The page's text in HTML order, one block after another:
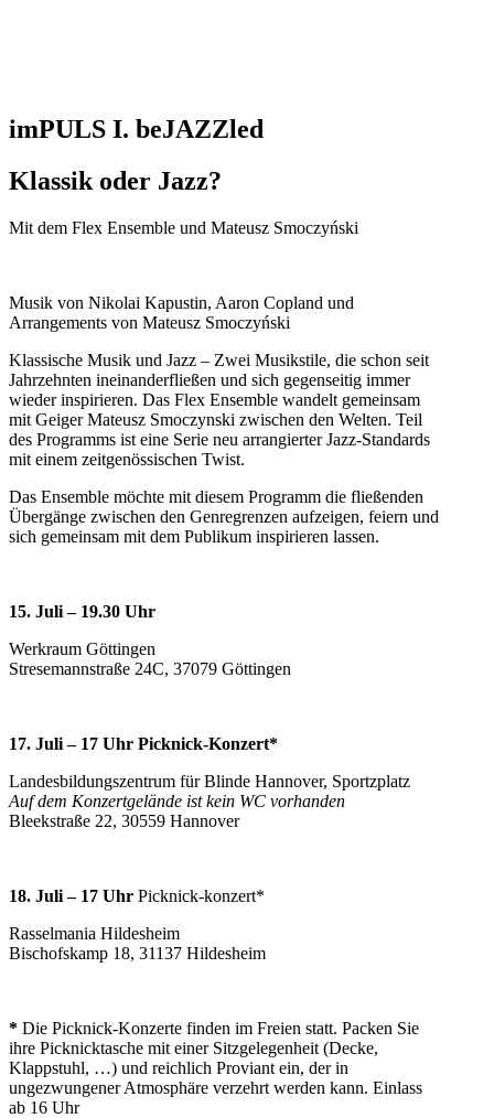
imPULS I. beJAZZled
Klassik oder Jazz?
Mit dem Flex Ensemble und Mateusz Smoczyński
Musik von Nikolai Kapustin, Aaron Copland und
Arrangements von Mateusz Smoczyński
Klassische Musik und Jazz – Zwei Musikstile, die schon seit
Jahrzehnten ineinanderfließen und sich gegenseitig immer
wieder inspirieren. Das Flex Ensemble wandelt gemeinsam
mit Geiger Mateusz Smoczynski zwischen den Welten. Teil
des Programms ist eine Serie neu arrangierter Jazz-Standards
mit einem zeitgenössischen Twist.
Das Ensemble möchte mit diesem Programm die fließenden
Übergänge zwischen den Genregrenzen aufzeigen, feiern und
sich gemeinsam mit dem Publikum inspirieren lassen.
15. Juli – 19.30 Uhr
Werkraum Göttingen
Stresemannstraße 24C, 37079 Göttingen
17. Juli – 17 Uhr Picknick-Konzert*
Landesbildungszentrum für Blinde Hannover, Sportzplatz
Auf dem Konzertgelände ist kein WC vorhanden
Bleekstraße 22, 30559 Hannover
18. Juli – 17 Uhr Picknick-konzert*
Rasselmania Hildesheim
Bischofskamp 18, 31137 Hildesheim
* Die Picknick-Konzerte finden im Freien statt. Packen Sie
ihre Picknicktasche mit einer Sitzgelegenheit (Decke,
Klappstuhl, …) und reichlich Proviant ein, der in
ungezwungener Atmosphäre verzehrt werden kann. Einlass
ab 16 Uhr